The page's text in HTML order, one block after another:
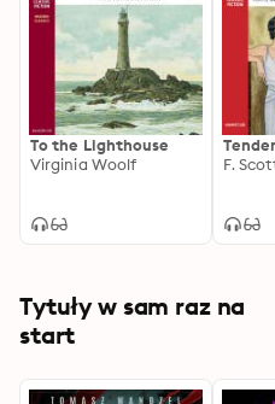
To the Lighthouse
Virginia Woolf
F.
Tytuły w sam raz na
start